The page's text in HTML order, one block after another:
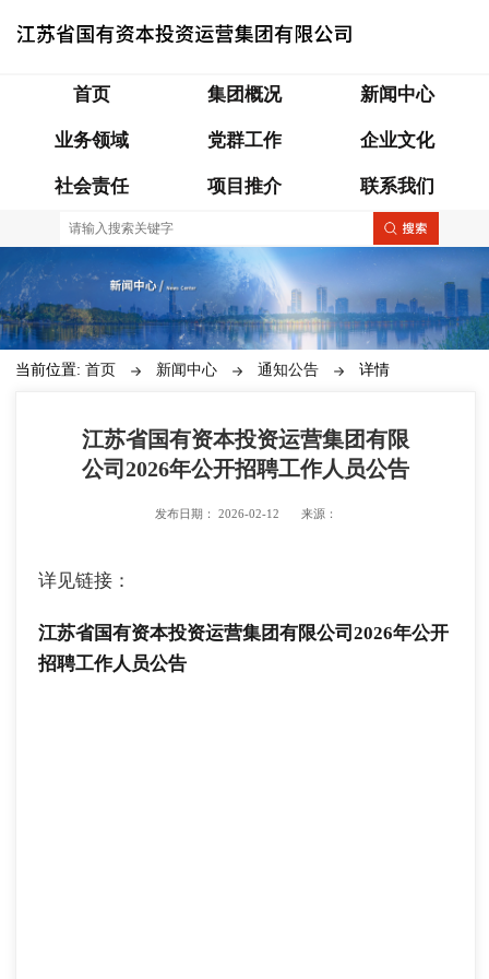
首页 集团概况 新闻中心
业务领域 党群工作 企业文化
社会责任 项目推介 联系我们
当前位置: 首页 新闻中心 通知公告 详情
江苏省国有资本投资运营集团有限
公司2026年公开招聘工作人员公告
发布日期： 2026-02-12 来源：
详见链接：
江苏省国有资本投资运营集团有限公司2026年公开
招聘工作人员公告